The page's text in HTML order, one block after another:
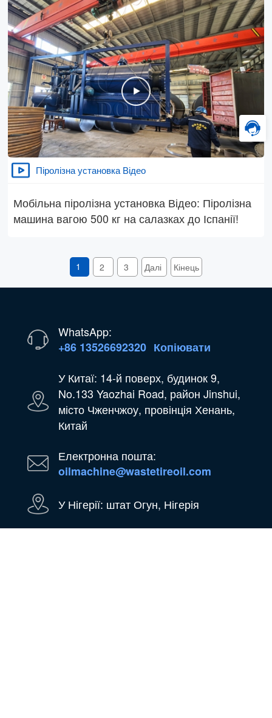
Піролізна установка Відео
Мобільна піролізна установка Відео: Піролізна
машина вагою 500 кг на салазках до Іспанії!
1 2 3 Далі Кінець
WhatsApp:
+86 13526692320 Копіювати
У Китаї: 14-й поверх, будинок 9,
No.133 Yaozhai Road, район Jinshui,
місто Чженчжоу, провінція Хенань,
Китай
Електронна пошта:
oilmachine@wastetireoil.com
У Нігерії: штат Огун, Нігерія